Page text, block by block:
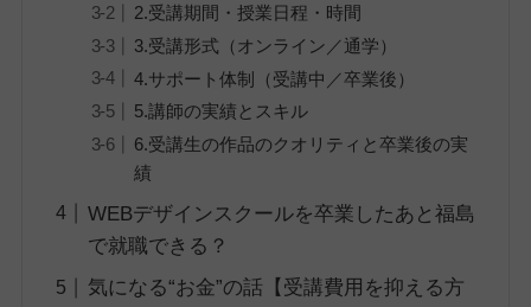
2.受講期間・授業日程・時間
3.受講形式（オンライン／通学）
4.サポート体制（受講中／卒業後）
5.講師の実績とスキル
6.受講生の作品のクオリティと卒業後の実
績
WEBデザインスクールを卒業したあと福島
で就職できる？
気になる“お金”の話【受講費用を抑える方